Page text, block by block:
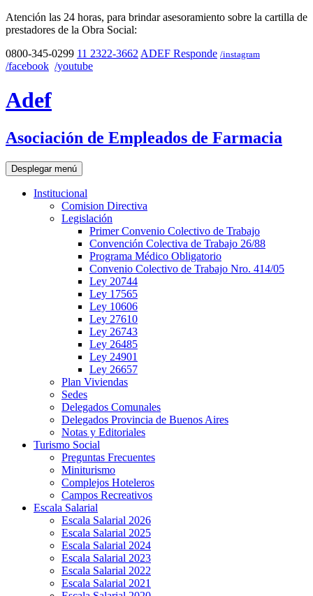
Atención las 24 horas, para brindar asesoramiento sobre la cartilla de
prestadores de la Obra Social:
0800-345-0299 11 2322-3662 ADEF Responde /instagram
/facebook /youtube
Adef
Asociación de Empleados de Farmacia
Desplegar menú
Institucional
Comision Directiva
Legislación
Primer Convenio Colectivo de Trabajo
Convención Colectiva de Trabajo 26/88
Programa Médico Obligatorio
Convenio Colectivo de Trabajo Nro. 414/05
Ley 20744
Ley 17565
Ley 10606
Ley 27610
Ley 26743
Ley 26485
Ley 24901
Ley 26657
Plan Viviendas
Sedes
Delegados Comunales
Delegados Provincia de Buenos Aires
Notas y Editoriales
Turismo Social
Preguntas Frecuentes
Miniturismo
Complejos Hoteleros
Campos Recreativos
Escala Salarial
Escala Salarial 2026
Escala Salarial 2025
Escala Salarial 2024
Escala Salarial 2023
Escala Salarial 2022
Escala Salarial 2021